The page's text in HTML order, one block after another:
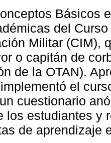
Básicos
del
Militar (CIM),
o capitán de
de la OTAN).
el
cuestionario
los estudiantes y
de aprendizaje